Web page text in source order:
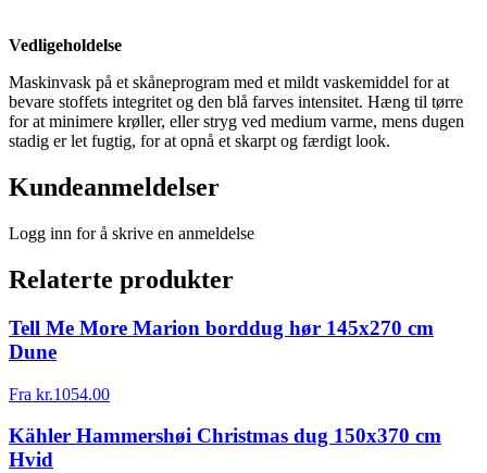
Vedligeholdelse
Maskinvask på et skåneprogram med et mildt vaskemiddel for at
bevare stoffets integritet og den blå farves intensitet. Hæng til tørre
for at minimere krøller, eller stryg ved medium varme, mens dugen
stadig er let fugtig, for at opnå et skarpt og færdigt look.
Kundeanmeldelser
Logg inn for å skrive en anmeldelse
Relaterte produkter
Tell Me More Marion borddug hør 145x270 cm
Dune
Fra kr.1054.00
Kähler Hammershøi Christmas dug 150x370 cm
Hvid